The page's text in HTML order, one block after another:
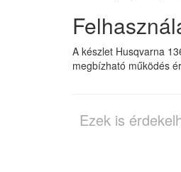
A készlet Husqvarna
megbízható működés
Ezek is